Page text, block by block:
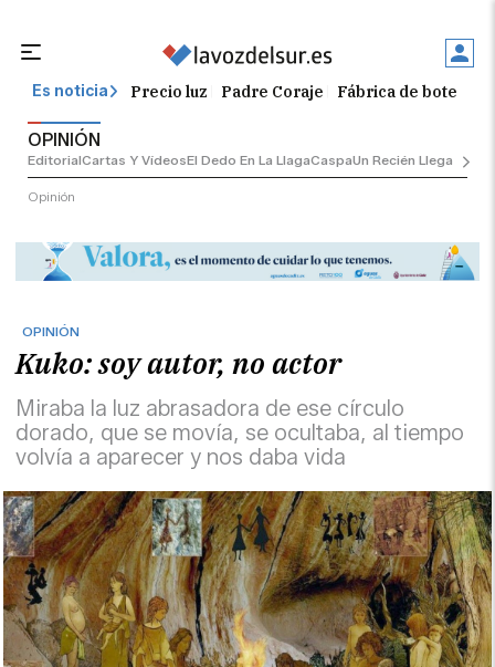
Es noticia Precio luz Padre Coraje Fábrica de botellas
OPINIÓN
EditorialCartas Y VídeosEl Dedo En La LlagaCaspaUn Recién Llegado
Opinión
OPINIÓN
Kuko: soy autor, no actor
Miraba la luz abrasadora de ese círculo
dorado, que se movía, se ocultaba, al tiempo
volvía a aparecer y nos daba vida